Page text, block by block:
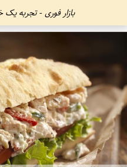
بازار فوری - تجربه